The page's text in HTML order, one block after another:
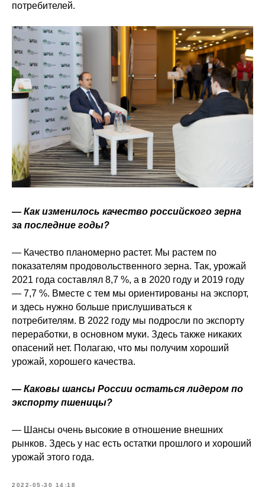
потребителей.
— Как изменилось качество российского зерна
за последние годы?
— Качество планомерно растет. Мы растем по
показателям продовольственного зерна. Так, урожай
2021 года составлял 8,7 %, а в 2020 году и 2019 году
— 7,7 %. Вместе с тем мы ориентированы на экспорт,
и здесь нужно больше прислушиваться к
потребителям. В 2022 году мы подросли по экспорту
переработки, в основном муки. Здесь также никаких
опасений нет. Полагаю, что мы получим хороший
урожай, хорошего качества.
— Каковы шансы России остаться лидером по
экспорту пшеницы?
— Шансы очень высокие в отношение внешних
рынков. Здесь у нас есть остатки прошлого и хороший
урожай этого года.
2022-05-30 14:18